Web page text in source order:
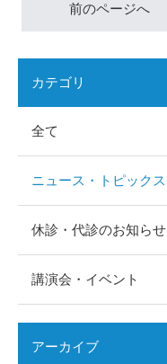
カテゴリ
全て
ニュース・トピックス
休診・代診のお知らせ
講演会・イベント
アーカイブ
前のページへ